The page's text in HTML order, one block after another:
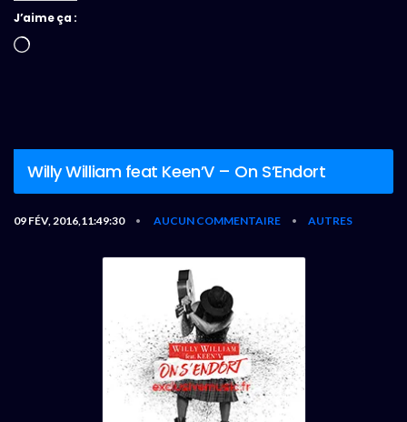
J’aime ça :
Chargement…
Willy William feat Keen’V – On S’Endort
09 FÉV, 2016,11:49:30 • AUCUN COMMENTAIRE • AUTRES